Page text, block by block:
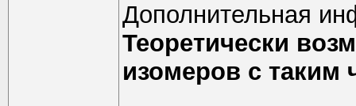
Дополнительная
Теоретически
изомеров с таким